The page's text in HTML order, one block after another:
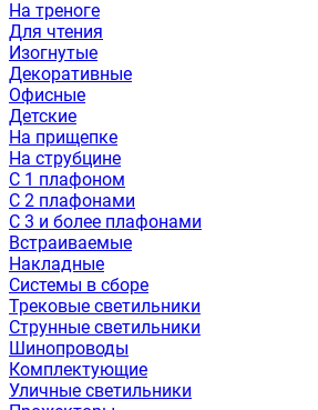
На треноге
Для чтения
Изогнутые
Декоративные
Офисные
Детские
На прищепке
На струбцине
С 1 плафоном
С 2 плафонами
С 3 и более плафонами
Встраиваемые
Накладные
Системы в сборе
Трековые светильники
Струнные светильники
Шинопроводы
Комплектующие
Уличные светильники